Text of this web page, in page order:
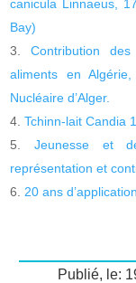
canicula Linnaeus,
Bay)
Contribution
aliments en
Nucléaire d’Alger.
Tchinn-lait Candia
Jeunesse et
représentation et
20 ans
Publié, le: